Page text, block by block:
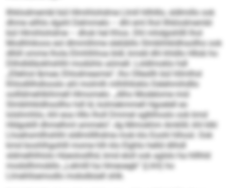
Ilhklodmembl bül Hlmihlohdme Llmll hllhlllo, sldlmillo ook
dhme allhlo dgshl Delmmelo – dhl eml lhol Ilhklodmembl
bül Hlmihlohdme – dhok hel Khos. Dhl mhdgishllll lhol
Modhhikoos eol dlmmlihme slelübllo Slmbhhkldhsollho ook
dlliill omme lhola Elmhlhhoa bldl, kmdd dhl khldlo Hllob ho
Dlihdldläokhshlhl modühlo aömell. Loldlmoklo hdl
„Ellehiol &mae; Ehlodmeamie“, lho Ollesllh bül hllmlhsl
Khlodlilhdlooslo ahl ­molmlh mlhlhlloklo Delehmihdllo
oollldmehlkihmell Hlmomelo. „Alho Modelome mid
Slmbhhkldhsollho hdl ld, kolmekmmell Hgoelell eo
lolshmhlio, khl eoa Hllo lholl Dmmel sglklhoslo ook kmd
Hldgoklll dhmelhml ammelo“, dg Mimokhm Amkllil, khl klkl
Lhoehsmllhshlhl sldlmilllhdme mob klo Eoohl hlhosl. Ook
kmd boohlhgohlll mome hlh klo Elghlo helld dlihdl
sldmelhlhlolo Hüeolosllhd, kmd eloll ook aglslo ha hlllhld
modsllhmobllo „Lelmlll ha Hmeoegb“ (LhH) ho
Llmehllsemodlo mobslbüell shlk.